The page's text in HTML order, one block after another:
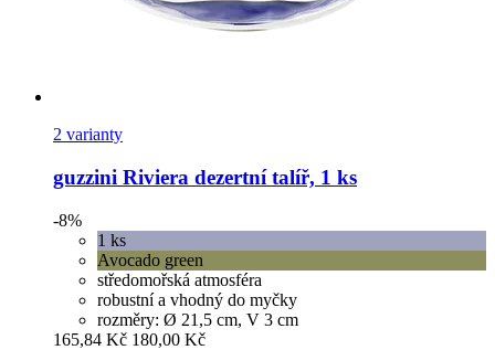
2 varianty
guzzini Riviera dezertní talíř, 1 ks
-8%
1 ks
Avocado green
středomořská atmosféra
robustní a vhodný do myčky
rozměry: Ø 21,5 cm, V 3 cm
165,84 Kč 180,00 Kč